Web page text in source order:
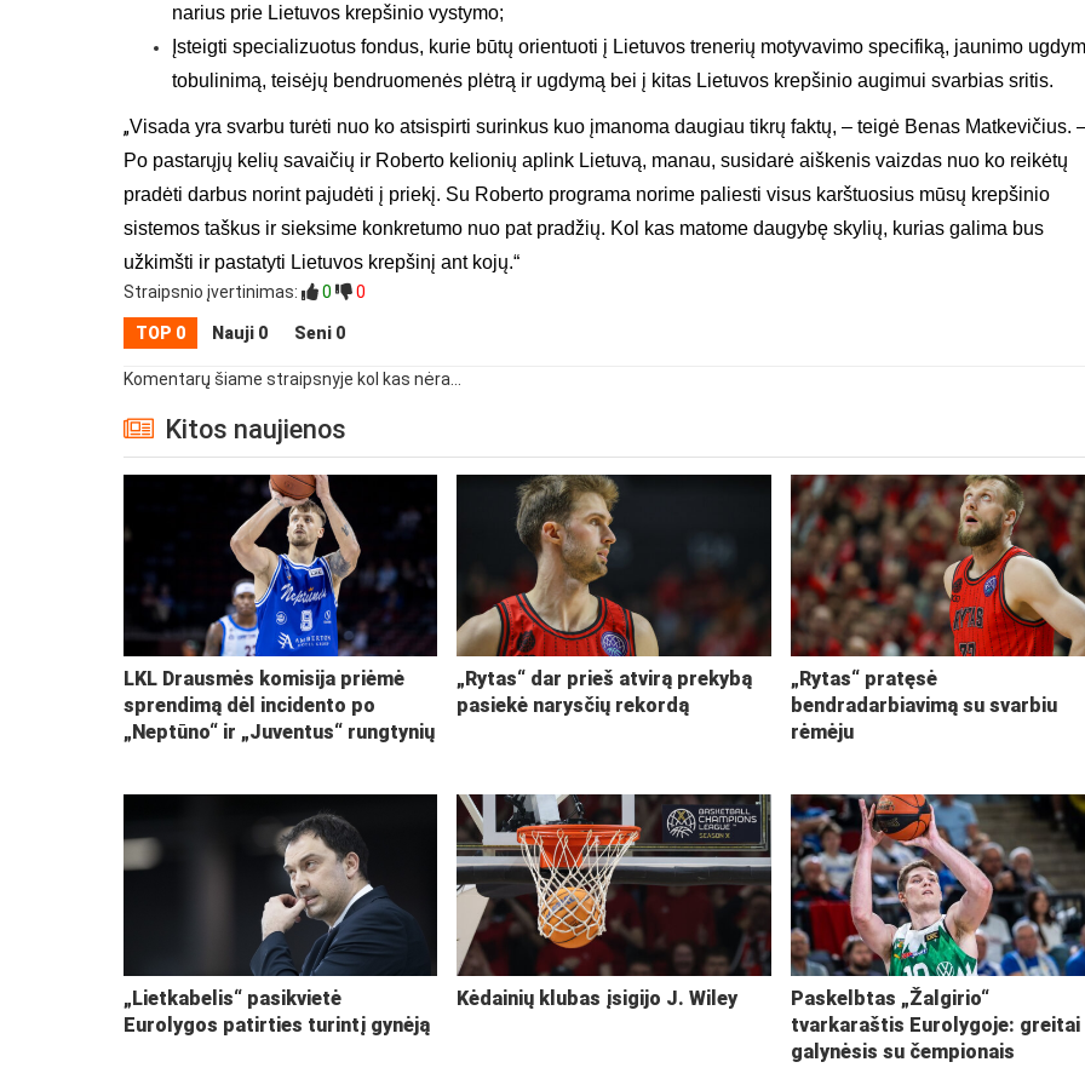
narius prie Lietuvos krepšinio vystymo;
Įsteigti specializuotus fondus, kurie būtų orientuoti į Lietuvos trenerių motyvavimo specifiką, jaunimo
tobulinimą, teisėjų bendruomenės plėtrą ir ugdymą bei į kitas Lietuvos krepšinio augimui svarbias sritis.
„Visada yra svarbu turėti nuo ko atsispirti surinkus kuo įmanoma daugiau tikrų faktų, – teigė Benas Matkevičius.
Po pastarųjų kelių savaičių ir Roberto kelionių aplink Lietuvą, manau, susidarė aiškenis vaizdas nuo ko reikėtų
pradėti darbus norint pajudėti į priekį. Su Roberto programa norime paliesti visus karštuosius mūsų krepšinio
sistemos taškus ir sieksime konkretumo nuo pat pradžių. Kol kas matome daugybę skylių, kurias galima bus
užkimšti ir pastatyti Lietuvos krepšinį ant kojų.“
Straipsnio įvertinimas: 0 0
TOP 0 Nauji 0 Seni 0
Komentarų šiame straipsnyje kol kas nėra...
Kitos naujienos
LKL Drausmės komisija priėmė
sprendimą dėl incidento po
„Neptūno“ ir „Juventus“ rungtynių
„Rytas“ dar prieš atvirą prekybą
pasiekė narysčių rekordą
„Rytas“ pratęsė
bendradarbiavimą su svarbiu
rėmėju
„Lietkabelis“ pasikvietė
Eurolygos patirties turintį gynėją
Kėdainių klubas įsigijo J. Wiley
Paskelbtas „Žalgirio“
tvarkaraštis Eurolygoje: greitai
galynėsis su čempionais